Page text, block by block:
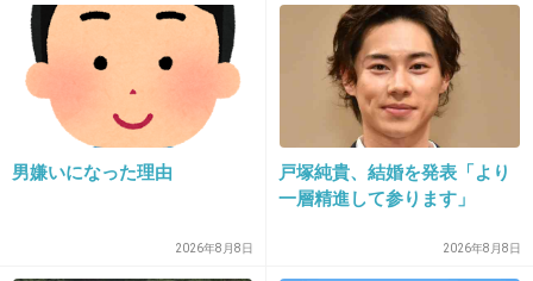
26. 匿名 2026/06/03(水) 14:52:39
>>2
逆じゃない？
大量こそ慣れてるレジ店員さんの方が確実に早
男嫌いになった理由
2026年8月8日
戸塚純貴、結婚を発表「より
一層精進して参ります」
2026年8月8日